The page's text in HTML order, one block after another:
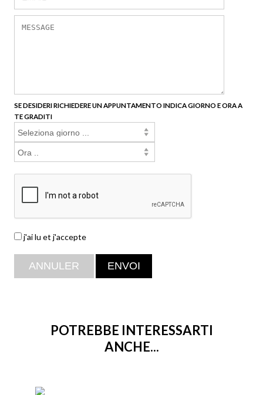
SE DESIDERI RICHIEDERE UN APPUNTAMENTO INDICA GIORNO E ORA A
TE GRADITI
j'ai lu et j'accepte
POTREBBE INTERESSARTI
ANCHE...